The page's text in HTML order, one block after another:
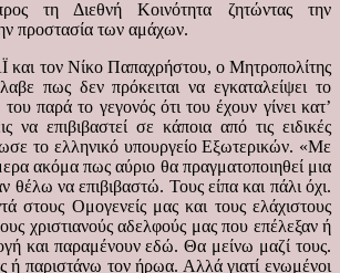
τη Διεθνή Κοινότητα ζητώντας την
προστασία των αμάχων.
τον Νίκο Παπαχρήστου, ο Μητροπολίτης
πως δεν πρόκειται να εγκαταλείψει το
παρά το γεγονός ότι του έχουν γίνει κατ’
να επιβιβαστεί σε κάποια από τις ειδικές
το ελληνικό υπουργείο Εξωτερικών. «Με
ακόμα πως αύριο θα πραγματοποιηθεί μια
θέλω να επιβιβαστώ. Τους είπα και πάλι όχι.
στους Ομογενείς μας και τους ελάχιστους
χριστιανούς αδελφούς μας που επέλεξαν ή
και παραμένουν εδώ. Θα μείνω μαζί τους.
ή παριστάνω τον ήρωα. Αλλά γιατί ενωμένοι